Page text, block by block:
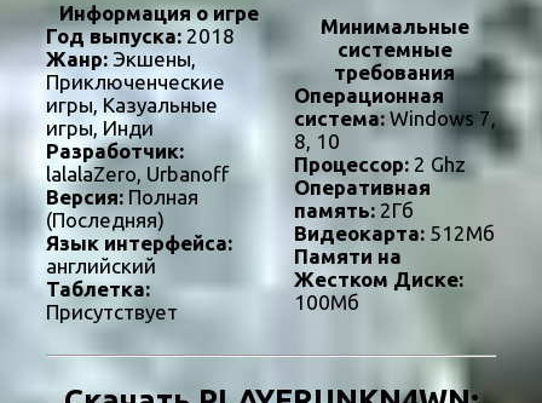
Информация о игре
Год выпуска: 2018
Жанр: Экшены,
Приключенческие
игры, Казуальные
игры, Инди
Разработчик:
lalalaZero, Urbanoff
Версия: Полная
(Последняя)
Язык интерфейса:
английский
Таблетка:
Присутствует
Минимальные
системные
требования
Операционная
система:Windows 7,
8, 10
Процессор:2 Ghz
Оперативная
память:2Гб
Видеокарта:512Мб
Памяти на
Жестком Диске:
100Мб